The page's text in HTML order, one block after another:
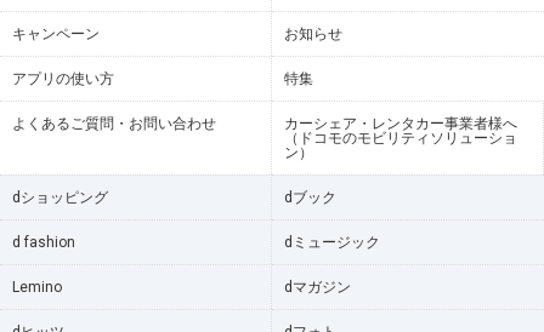
キャンペーン お知らせ
アプリの使い方 特集
よくあるご質問・お問い合わせ
カーシェア・レンタカー事業者様へ
（ドコモのモビリティソリューショ
ン）
dショッピング dブック
d fashion dミュージック
Lemino dマガジン